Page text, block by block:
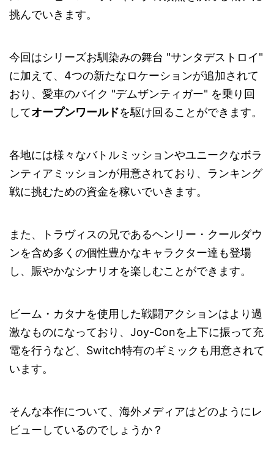
挑んでいきます。
今回はシリーズお馴染みの舞台 "サンタデストロイ"
に加えて、4つの新たなロケーションが追加されて
おり、愛車のバイク "デムザンティガー" を乗り回
してオープンワールドを駆け回ることができます。
各地には様々なバトルミッションやユニークなボラ
ンティアミッションが用意されており、ランキング
戦に挑むための資金を稼いでいきます。
また、トラヴィスの兄であるヘンリー・クールダウ
ンを含め多くの個性豊かなキャラクター達も登場
し、賑やかなシナリオを楽しむことができます。
ビーム・カタナを使用した戦闘アクションはより過
激なものになっており、Joy-Conを上下に振って充
電を行うなど、Switch特有のギミックも用意されて
います。
そんな本作について、海外メディアはどのようにレ
ビューしているのでしょうか？